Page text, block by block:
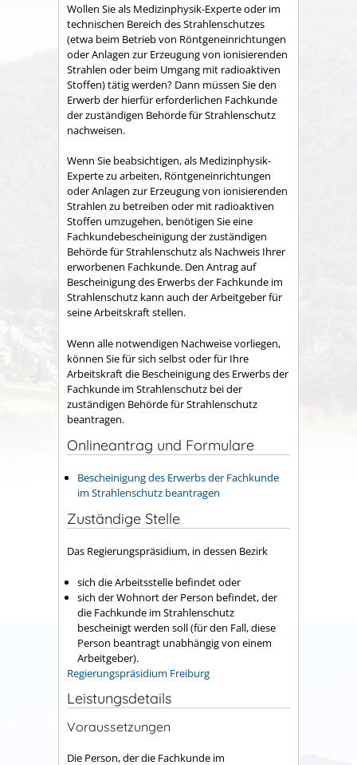
Wollen Sie als Medizinphysik-Experte oder im
technischen Bereich des Strahlenschutzes
(etwa beim Betrieb von Röntgeneinrichtungen
oder Anlagen zur Erzeugung von ionisierenden
Strahlen oder beim Umgang mit radioaktiven
Stoffen) tätig werden? Dann müssen Sie den
Erwerb der hierfür erforderlichen Fachkunde
der zuständigen Behörde für Strahlenschutz
nachweisen.
Wenn Sie beabsichtigen, als Medizinphysik-
Experte zu arbeiten, Röntgeneinrichtungen
oder Anlagen zur Erzeugung von ionisierenden
Strahlen zu betreiben oder mit radioaktiven
Stoffen umzugehen, benötigen Sie eine
Fachkundebescheinigung der zuständigen
Behörde für Strahlenschutz als Nachweis Ihrer
erworbenen Fachkunde. Den Antrag auf
Bescheinigung des Erwerbs der Fachkunde im
Strahlenschutz kann auch der Arbeitgeber für
seine Arbeitskraft stellen.
Wenn alle notwendigen Nachweise vorliegen,
können Sie für sich selbst oder für Ihre
Arbeitskraft die Bescheinigung des Erwerbs der
Fachkunde im Strahlenschutz bei der
zuständigen Behörde für Strahlenschutz
beantragen.
Onlineantrag und Formulare
Bescheinigung des Erwerbs der Fachkunde
im Strahlenschutz beantragen
Zuständige Stelle
Das Regierungspräsidium, in dessen Bezirk
sich die Arbeitsstelle befindet oder
sich der Wohnort der Person befindet, der
die Fachkunde im Strahlenschutz
bescheinigt werden soll (für den Fall, diese
Person beantragt unabhängig von einem
Arbeitgeber).
Regierungspräsidium Freiburg
Leistungsdetails
Voraussetzungen
Die Person, der die Fachkunde im